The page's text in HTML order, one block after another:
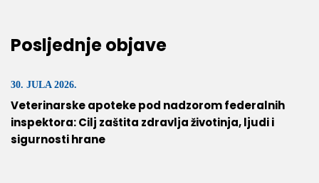
Posljednje objave
30. JULA 2026.
Veterinarske apoteke pod nadzorom federalnih
inspektora: Cilj zaštita zdravlja životinja, ljudi i
sigurnosti hrane